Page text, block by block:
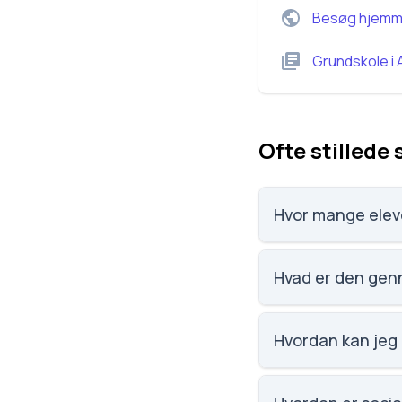
Besøg
Grundskolei
Ofte stillede
Hvor mange
Børnenes Friskole
Hvad er den
Hvordan kan
Email: